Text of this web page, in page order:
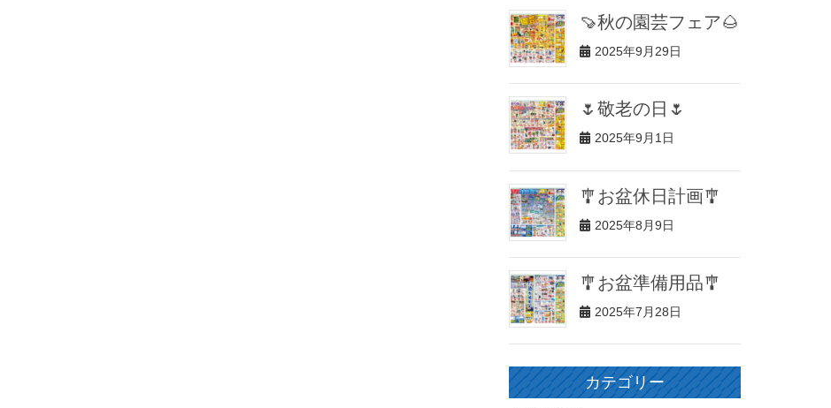
🍠秋の園芸フェア🌰
2025年9月29日
🌷敬老の日🌷
2025年9月1日
🎐お盆休日計画🎐
2025年8月9日
🎐お盆準備用品🎐
2025年7月28日
カテゴリー